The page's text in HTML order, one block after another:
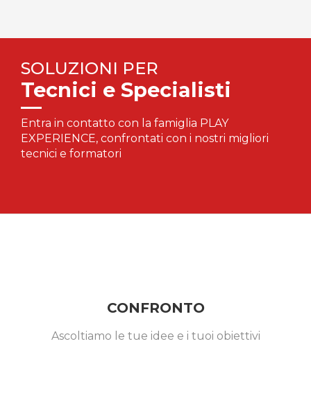
SOLUZIONI PER
Tecnici e Specialisti
Entra in contatto con la famiglia PLAY
EXPERIENCE, confrontati con i nostri migliori
tecnici e formatori
CONFRONTO
Ascoltiamo le tue idee e i tuoi obiettivi